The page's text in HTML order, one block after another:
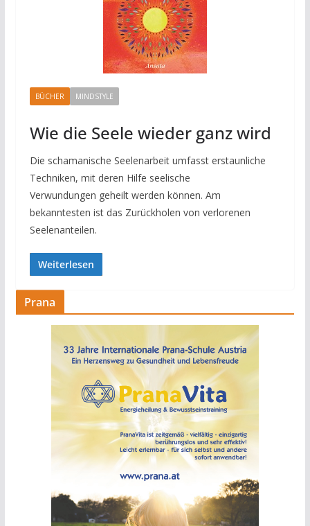
BÜCHER MINDSTYLE
Wie die Seele wieder ganz wird
Die schamanische Seelenarbeit umfasst erstaunliche
Techniken, mit deren Hilfe seelische
Verwundungen geheilt werden können. Am
bekanntesten ist das Zurückholen von verlorenen
Seelenanteilen.
Weiterlesen
Prana